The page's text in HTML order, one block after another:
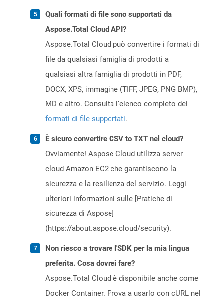
Quali formati di file sono supportati da
Aspose.Total Cloud API?
Aspose.Total Cloud può convertire i formati di
file da qualsiasi famiglia di prodotti a
qualsiasi altra famiglia di prodotti in PDF,
DOCX, XPS, immagine (TIFF, JPEG, PNG BMP),
MD e altro. Consulta l’elenco completo dei
formati di file supportati.
È sicuro convertire CSV to TXT nel cloud?
Ovviamente! Aspose Cloud utilizza server
cloud Amazon EC2 che garantiscono la
sicurezza e la resilienza del servizio. Leggi
ulteriori informazioni sulle [Pratiche di
sicurezza di Aspose]
(https://about.aspose.cloud/security).
Non riesco a trovare l'SDK per la mia lingua
preferita. Cosa dovrei fare?
Aspose.Total Cloud è disponibile anche come
Docker Container. Prova a usarlo con cURL nel